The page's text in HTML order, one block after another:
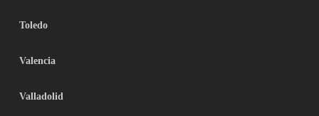
Toledo
Valencia
Valladolid